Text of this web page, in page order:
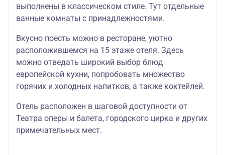
выполнены в классическом стиле. Тут отдельные
ванные комнаты с принадлежностями.
Вкусно поесть можно в ресторане, уютно
расположившемся на 15 этаже отеля. Здесь
можно отведать широкий выбор блюд
европейской кухни, попробовать множество
горячих и холодных напитков, а также коктейлей.
Отель расположен в шаговой доступности от
Театра оперы и балета, городского цирка и других
примечательных мест.